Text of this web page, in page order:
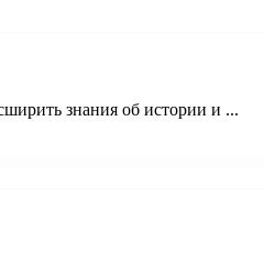
знания об истории и ...